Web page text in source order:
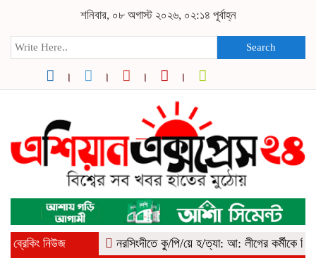
শনিবার, ০৮ অগাস্ট ২০২৬, ০২:১৪ পূর্বাহ্ন
Search
ব্রেকিং নিউজ নরসিংদীতে কু/পি/য়ে হ/ত্যা: আ: লীগের কর্মীকে বিএনপি